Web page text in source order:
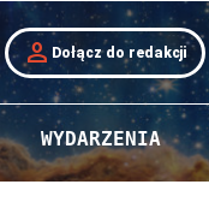
person Dołącz do redakcji
WYDARZENIA